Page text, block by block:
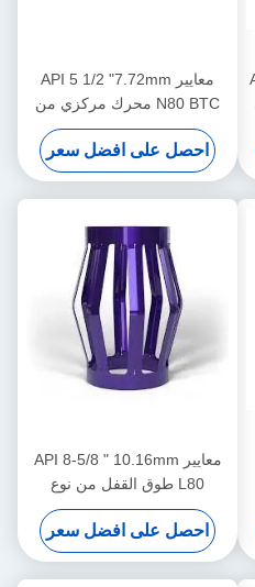
معايير API 5 1/2 "7.72mm
N80 BTC محرك مركزي من
نوع دبوس للحد من نقل محرك
المركز في عمليات النفط والغاز
احصل على افضل سعر
معايير API 8-5/8 " 10.16mm
L80 طوق القفل من نوع
الدبوس مصمم للحد من نقل
مركزية الغلاف في عمليات
النفط والغاز
احصل على افضل سعر